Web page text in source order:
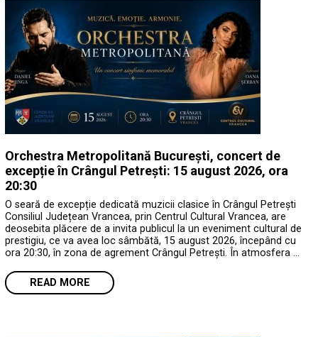
Orchestra Metropolitană București, concert de
excepție în Crângul Petrești: 15 august 2026, ora
20:30
O seară de excepție dedicată muzicii clasice în Crângul Petrești
Consiliul Județean Vrancea, prin Centrul Cultural Vrancea, are
deosebita plăcere de a invita publicul la un eveniment cultural de
prestigiu, ce va avea loc sâmbătă, 15 august 2026, începând cu
ora 20:30, în zona de agrement Crângul Petrești. În atmosfera …
READ MORE